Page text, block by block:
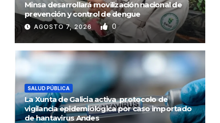
Minsa desarrollará movilización nacional de
prevención y control de dengue
AGOSTO 7, 2026 0
SALUD PÚBLICA
La Xunta de Galicia activa protocolo de
vigilancia epidemiológica por caso importado
de hantavirus Andes